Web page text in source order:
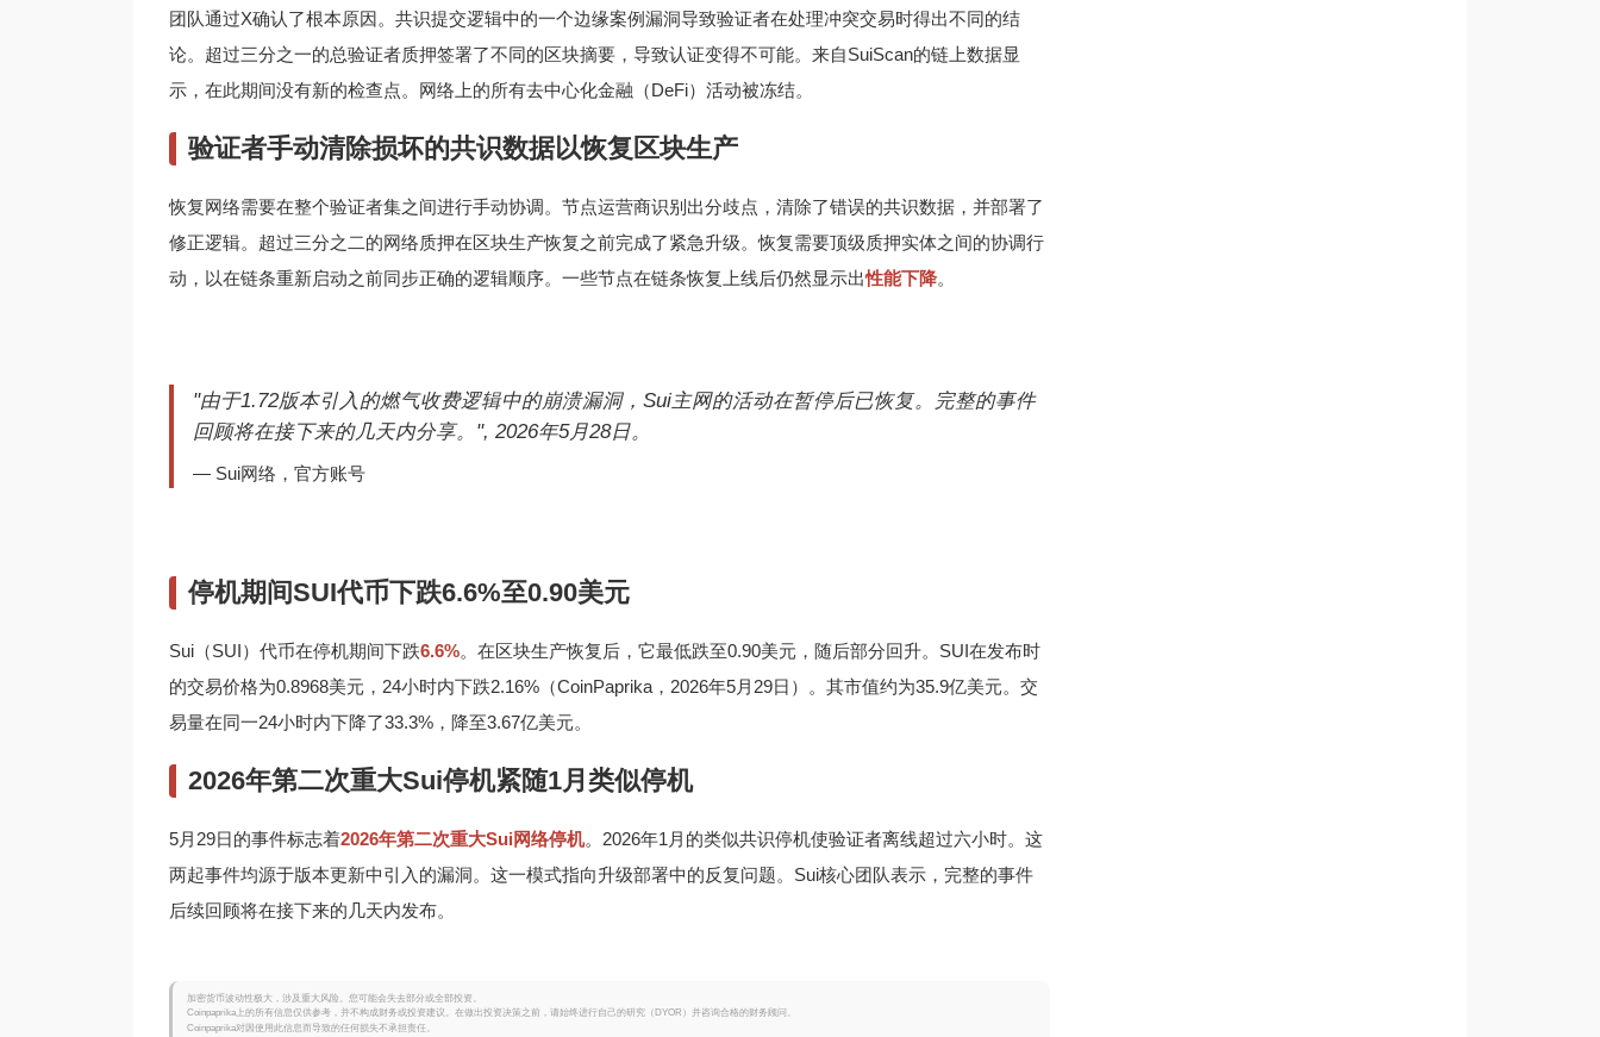
团队通过X确认了根本原因。共识提交逻辑中的一个边缘案例漏洞导致验证者在处理冲突交易时得出不同的结
论。超过三分之一的总验证者质押签署了不同的区块摘要，导致认证变得不可能。来自SuiScan的链上数据显
示，在此期间没有新的检查点。网络上的所有去中心化金融（DeFi）活动被冻结。
验证者手动清除损坏的共识数据以恢复区块生产
恢复网络需要在整个验证者集之间进行手动协调。节点运营商识别出分歧点，清除了错误的共识数据，并部署了
修正逻辑。超过三分之二的网络质押在区块生产恢复之前完成了紧急升级。恢复需要顶级质押实体之间的协调行
动，以在链条重新启动之前同步正确的逻辑顺序。一些节点在链条恢复上线后仍然显示出性能下降。
"由于1.72版本引入的燃气收费逻辑中的崩溃漏洞，Sui主网的活动在暂停后已恢复。完整的事件
回顾将在接下来的几天内分享。", 2026年5月28日。
— Sui网络，官方账号
停机期间SUI代币下跌6.6%至0.90美元
Sui（SUI）代币在停机期间下跌6.6%。在区块生产恢复后，它最低跌至0.90美元，随后部分回升。SUI在发布时
的交易价格为0.8968美元，24小时内下跌2.16%（CoinPaprika，2026年5月29日）。其市值约为35.9亿美元。交
易量在同一24小时内下降了33.3%，降至3.67亿美元。
2026年第二次重大Sui停机紧随1月类似停机
5月29日的事件标志着2026年第二次重大Sui网络停机。2026年1月的类似共识停机使验证者离线超过六小时。这
两起事件均源于版本更新中引入的漏洞。这一模式指向升级部署中的反复问题。Sui核心团队表示，完整的事件
后续回顾将在接下来的几天内发布。
加密货币波动性极大，涉及重大风险。您可能会失去部分或全部投资。
Coinpaprika上的所有信息仅供参考，并不构成财务或投资建议。在做出投资决策之前，请始终进行自己的研究（DYOR）并咨询合格的财务顾问。
Coinpaprika对因使用此信息而导致的任何损失不承担责任。